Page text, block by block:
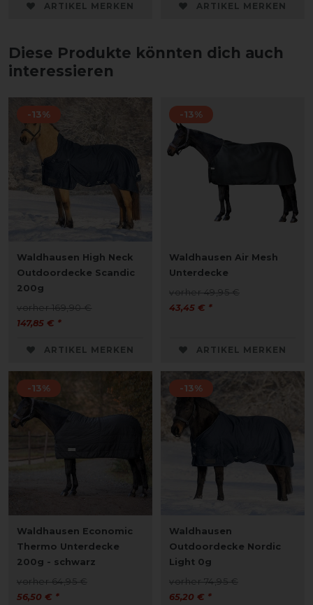
ARTIKEL MERKEN ARTIKEL MERKEN
Diese Produkte könnten dich auch
interessieren
-13%
Waldhausen High Neck
Outdoordecke Scandic
200g
vorher 169,90 €
147,85 € *
ARTIKEL MERKEN
-13%
Waldhausen Air Mesh
Unterdecke
vorher 49,95 €
43,45 € *
ARTIKEL MERKEN
-13%
Waldhausen Economic
Thermo Unterdecke
200g - schwarz
vorher 64,95 €
56,50 € *
-13%
Waldhausen
Outdoordecke Nordic
Light 0g
vorher 74,95 €
65,20 € *